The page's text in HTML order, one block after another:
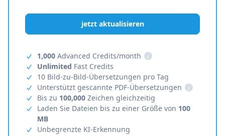
jetzt aktualisieren
1,000 Advanced Credits/month
i
Unlimited Fast Credits
10 Bild-zu-Bild-Übersetzungen pro Tag
Unterstützt gescannte PDF-Übersetzungen
i
Bis zu 100,000 Zeichen gleichzeitig
Laden Sie Dateien bis zu einer Größe von 100
MB
Unbegrenzte KI-Erkennung